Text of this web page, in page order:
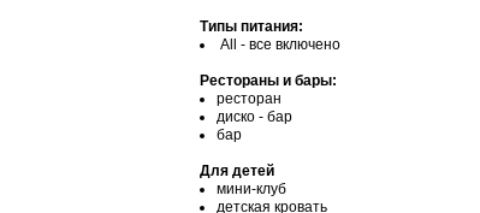
Типы питания:
All - все включено
Рестораны и бары:
ресторан
диско - бар
бар
Для детей
мини-клуб
детская кровать